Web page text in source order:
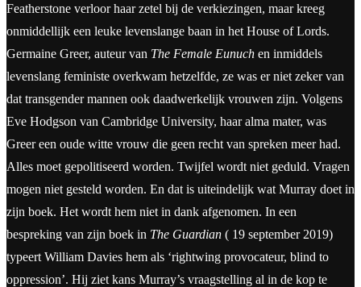
Featherstone verloor haar zetel bij de verkiezingen, maar kreeg
onmiddellijk een leuke levenslange baan in het House of Lords.
Germaine Greer, auteur van The Female Eunuch en inmiddels
levenslang feministe overkwam hetzelfde, ze was er niet zeker van
dat transgender mannen ook daadwerkelijk vrouwen zijn. Volgens
Eve Hodgson van Cambridge University, haar alma mater, was
Greer een oude witte vrouw die geen recht van spreken meer had.
Alles moet gepolitiseerd worden. Twijfel wordt niet geduld. Vragen
mogen niet gesteld worden. En dat is uiteindelijk wat Murray doet in
zijn boek. Het wordt hem niet in dank afgenomen. In een
bespreking van zijn boek in The Guardian ( 19 september 2019)
typeert William Davies hem als ‘rightwing provocateur, blind to
oppression’. Hij ziet kans Murray’s vraagstelling al in de kop te